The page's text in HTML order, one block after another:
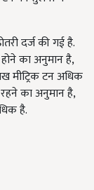
दर्ज की गई है.
का अनुमान है,
मीट्रिक टन अधिक
रहने का अनुमान है,
है.